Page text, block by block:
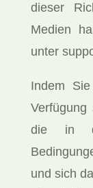
dieser
Medien
unter
Indem
die in
und sich